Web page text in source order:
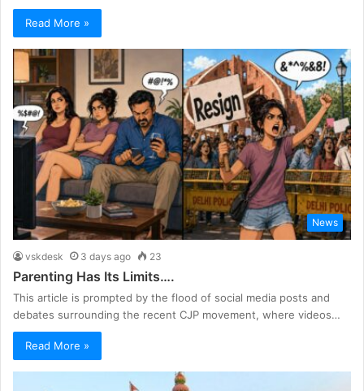
Read More »
News
vskdesk 3 days ago 23
Parenting Has Its Limits….
This article is prompted by the flood of social media posts and
debates surrounding the recent CJP movement, where videos…
Read More »